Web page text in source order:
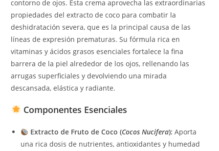
contorno de ojos. Esta crema aprovecha las extraordinarias
propiedades del extracto de coco para combatir la
deshidratación severa, que es la principal causa de las
líneas de expresión prematuras. Su fórmula rica en
vitaminas y ácidos grasos esenciales fortalece la fina
barrera de la piel alrededor de los ojos, rellenando las
arrugas superficiales y devolviendo una mirada
descansada, elástica y radiante.
Componentes Esenciales
Extracto de Fruto de Coco (Cocos Nucifera): Aporta
una rica dosis de nutrientes, antioxidantes y humedad